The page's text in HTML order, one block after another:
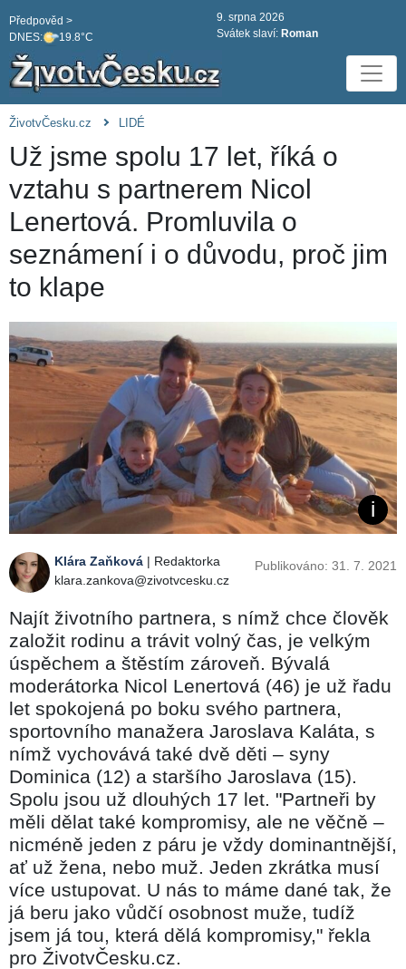
DNES: 19.8°C
Předpověd >
9. srpna 2026
Svátek slaví: Roman
ŽivotvČesku.cz LIDÉ
Už jsme spolu 17 let, říká o
vztahu s partnerem Nicol
Lenertová. Promluvila o
seznámení i o důvodu, proč jim
to klape
Klára Zaňková | Redaktorka
klara.zankova@zivotvcesku.cz
Publikováno: 31. 7. 2021
Najít životního partnera, s nímž chce člověk
založit rodinu a trávit volný čas, je velkým
úspěchem a štěstím zároveň. Bývalá
moderátorka Nicol Lenertová (46) je už řadu
let spokojená po boku svého partnera,
sportovního manažera Jaroslava Kaláta, s
nímž vychovává také dvě děti – syny
Dominica (12) a staršího Jaroslava (15).
Spolu jsou už dlouhých 17 let. "Partneři by
měli dělat také kompromisy, ale ne věčně –
nicméně jeden z páru je vždy dominantnější,
ať už žena, nebo muž. Jeden zkrátka musí
více ustupovat. U nás to máme dané tak, že
já beru jako vůdčí osobnost muže, tudíž
jsem já tou, která dělá kompromisy," řekla
pro ŽivotvČesku.cz.